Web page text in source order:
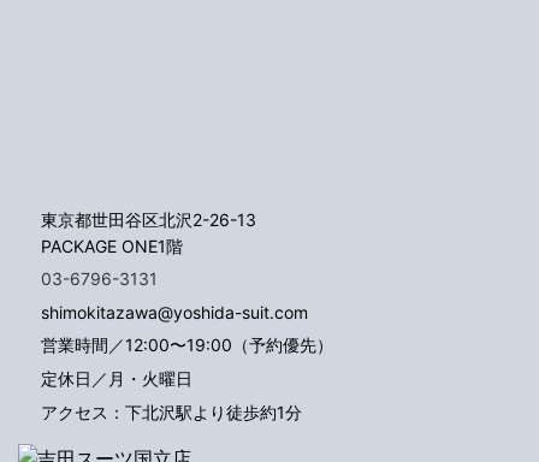
東京都世田谷区北沢2-26-13
PACKAGE ONE1階
03-6796-3131
shimokitazawa@yoshida-suit.com
営業時間／12:00〜19:00（予約優先）
定休日／月・火曜日
アクセス：下北沢駅より徒歩約1分